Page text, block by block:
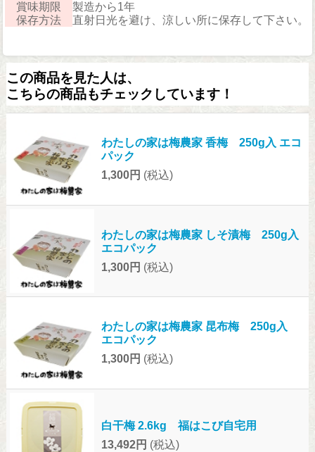
賞味期限
製造から1年
保存方法
直射日光を避け、涼しい所に保存して下さい。
この商品を見た人は、
こちらの商品もチェックしています！
わたしの家は梅農家 香梅 250g入 エコ
パック
1,300円 (税込)
わたしの家は梅農家 しそ漬梅 250g入
エコパック
1,300円 (税込)
わたしの家は梅農家 昆布梅 250g入
エコパック
1,300円 (税込)
白干梅 2.6kg 福はこび自宅用
13,492円 (税込)